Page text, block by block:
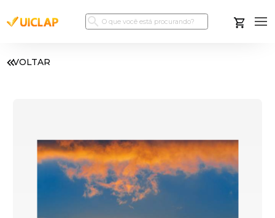
VOLTAR